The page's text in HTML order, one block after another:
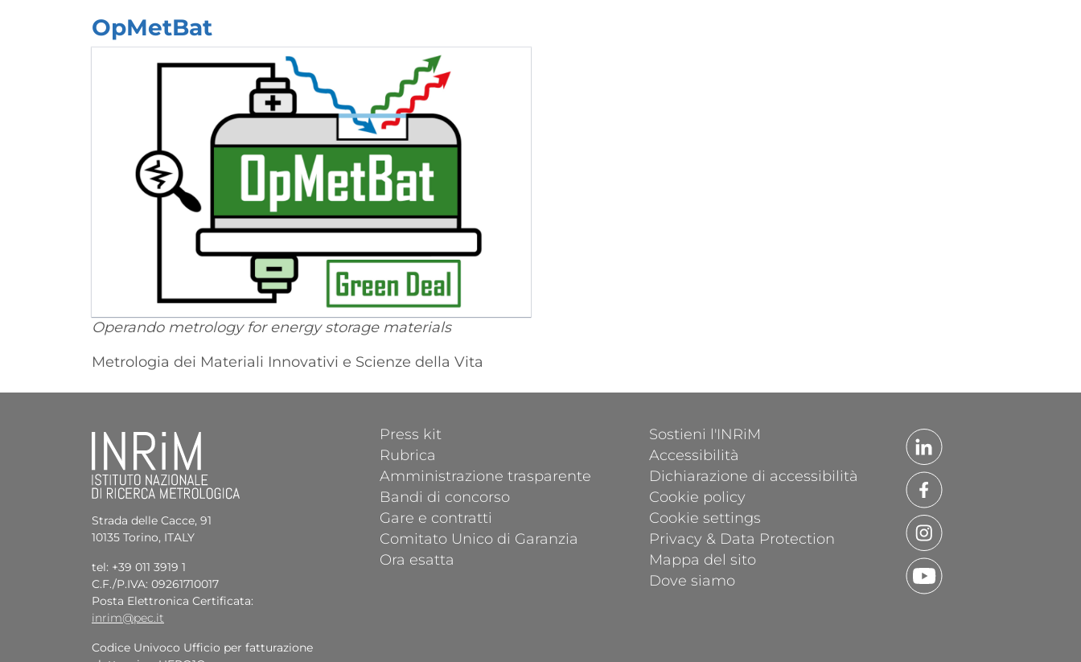
OpMetBat
Operando metrology for energy storage materials
Metrologia dei Materiali Innovativi e Scienze della Vita
Strada delle Cacce, 91
10135 Torino, ITALY
tel: +39 011 3919 1
C.F./P.IVA: 09261710017
Posta Elettronica Certificata:
inrim@pec.it
Codice Univoco Ufficio per fatturazione
FOOTER 1
Press kit
Rubrica
Amministrazione trasparente
Bandi di concorso
Gare e contratti
Comitato Unico di Garanzia
Ora esatta
FOOTER 2
Sostieni l'INRiM
Accessibilità
Dichiarazione di accessibilità
Cookie policy
Cookie settings
Privacy & Data Protection
Mappa del sito
Dove siamo